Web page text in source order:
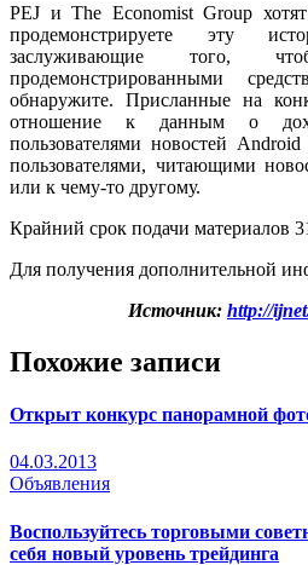
PEJ и The Economist Group
продемонстрируете эту
заслуживающие того,
продемонстрированными
обнаружите. Присланные на
отношение к данным о
пользователями новостей
пользователями, читающими
или к чему-то другому.
Крайний срок подачи материалов
Для получения дополнительной
Источник: http://
Похожие записи
Открыт конкурс панорамной
04.03.2013
Объявления
Воспользуйтесь торговыми
себя новый уровень трейдинга